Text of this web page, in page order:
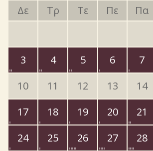
Δε Τρ Τε Πε Πα
3
4 5 6 7
10
11 12 13 14
17
18 19 20 21
24
25 26 27 28